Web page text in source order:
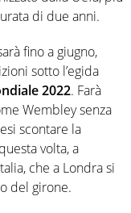
di due anni.
fino a giugno,
sotto l’egida
2022. Farà
Wembley senza
scontare la
volta, a
che a Londra si
del girone.